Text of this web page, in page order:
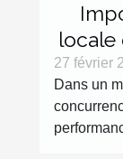
locale
27 février
Dans un